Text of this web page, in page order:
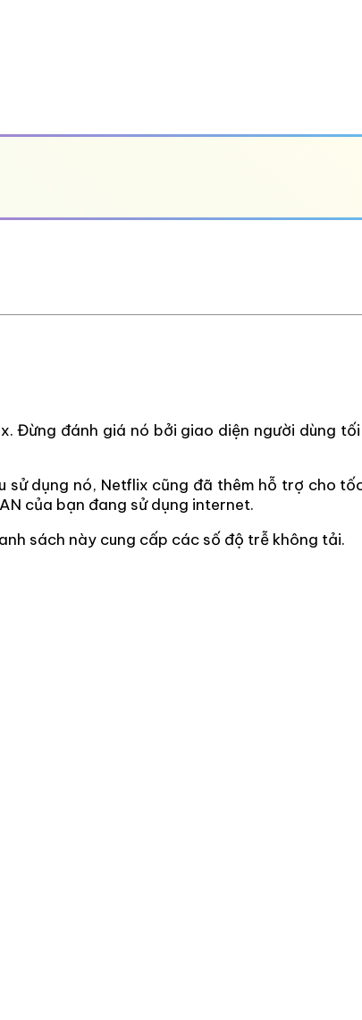
Đừng đánh giá nó bởi giao diện người dùng
dụng nó, Netflix cũng đã thêm hỗ trợ cho
của bạn đang sử dụng internet.
sách này cung cấp các số độ trễ không tải.